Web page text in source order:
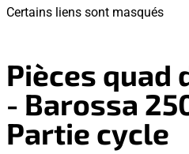
Certains liens sont masqués
Pièces quad
- Barossa
Partie cycle